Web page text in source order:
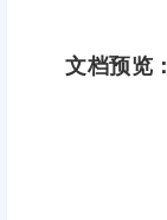
文档预览：